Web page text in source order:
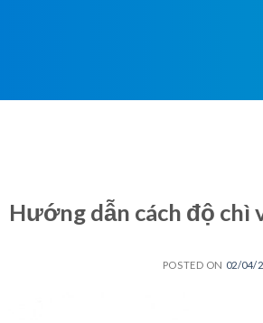
Hướng dẫn cách độ
POSTED ON 02/04/